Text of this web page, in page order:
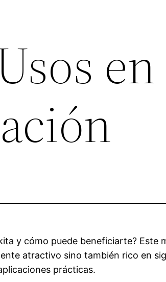
en
y cómo puede beneficiarte? Este
atractivo sino también rico en
prácticas.